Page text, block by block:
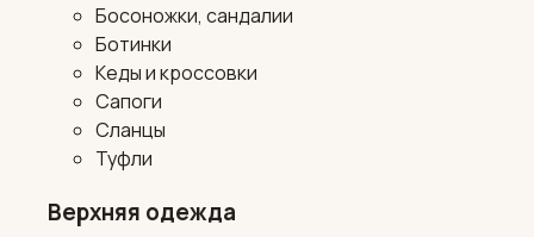
Босоножки, сандалии
Ботинки
Кеды и кроссовки
Сапоги
Сланцы
Туфли
Верхняя одежда